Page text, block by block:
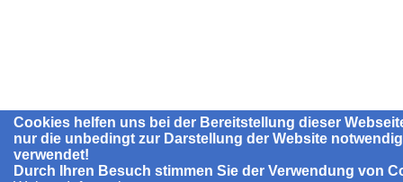
Cookies helfen uns bei der Bereitstellung dieser
nur die unbedingt zur Darstellung der Website
verwendet!
Durch Ihren Besuch stimmen Sie der Verwendung von